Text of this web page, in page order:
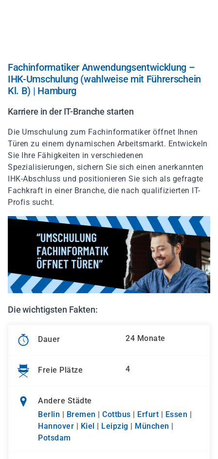
Fachinformatiker Anwendungsentwicklung –
IHK-Umschulung (wahlweise mit Führerschein
Kl. B) | Hamburg
Karriere in der IT-Branche starten
Die Umschulung zum Fachinformatiker öffnet Ihnen
Türen zu einem dynamischen Arbeitsmarkt. Entwickeln
Sie Ihre Fähigkeiten in verschiedenen
Spezialisierungen, sichern Sie sich einen anerkannten
IHK-Abschluss und positionieren Sie sich als gefragte
Fachkraft in einer Branche, die nach qualifizierten IT-
Profis sucht.
Die wichtigsten Fakten:
Dauer 24 Monate
Freie Plätze 4
Andere Städte
Berlin
Bremen Cottbus Erfurt Essen
Hannover
Kiel Leipzig München
Potsdam